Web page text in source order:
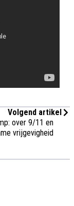
Volgend artikel
over 9/11 en
vrijgevigheid